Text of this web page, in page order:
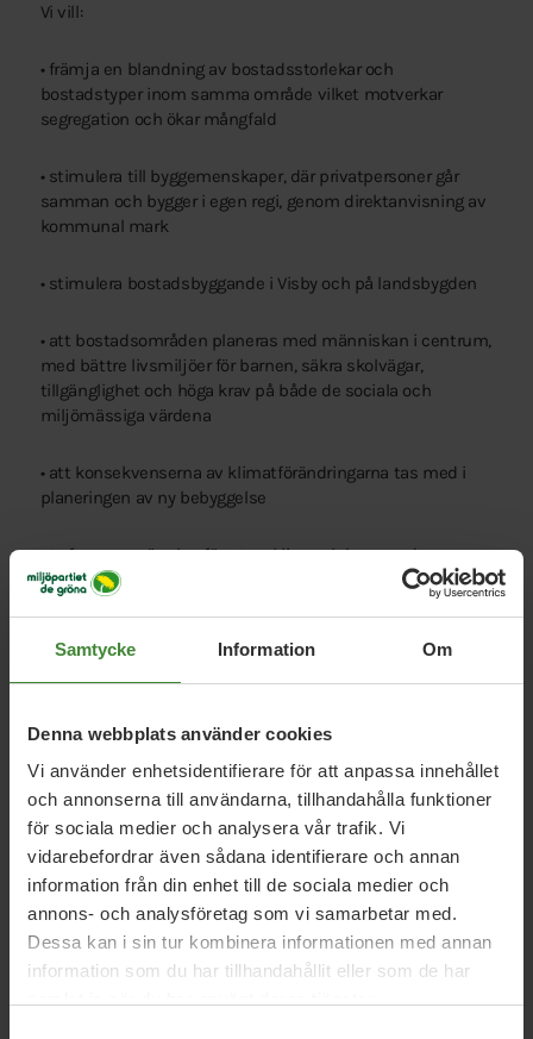
Samtycke Information Om
Denna webbplats använder cookies
Vi använder enhetsidentifierare för att anpassa innehållet
och annonserna till användarna, tillhandahålla funktioner
för sociala medier och analysera vår trafik. Vi
vidarebefordrar även sådana identifierare och annan
information från din enhet till de sociala medier och
annons- och analysföretag som vi samarbetar med.
Dessa kan i sin tur kombinera informationen med annan
information som du har tillhandahållit eller som de har
Vi vill:
• främja en blandning av bostadsstorlekar och
bostadstyper inom samma område vilket motverkar
segregation och ökar mångfald
• stimulera till byggemenskaper, där privatpersoner går
samman och bygger i egen regi, genom direktanvisning av
kommunal mark
• stimulera bostadsbyggande i Visby och på landsbygden
• att bostadsområden planeras med människan i centrum,
med bättre livsmiljöer för barnen, säkra skolvägar,
tillgänglighet och höga krav på både de sociala och
miljömässiga värdena
• att konsekvenserna av klimatförändringarna tas med i
planeringen av ny bebyggelse
• ta fram en grönplan för utveckling och bevarande av
parker, naturområden, mötesplatser samt gröna och blå
• att kollektivtrafik och cykling prioriteras i planering av
nyaområden
• att bil- och cykelpooler gynnas
• att kostnaderna för bilparkeringsplatser i stor
utsträckning betalas av användarna